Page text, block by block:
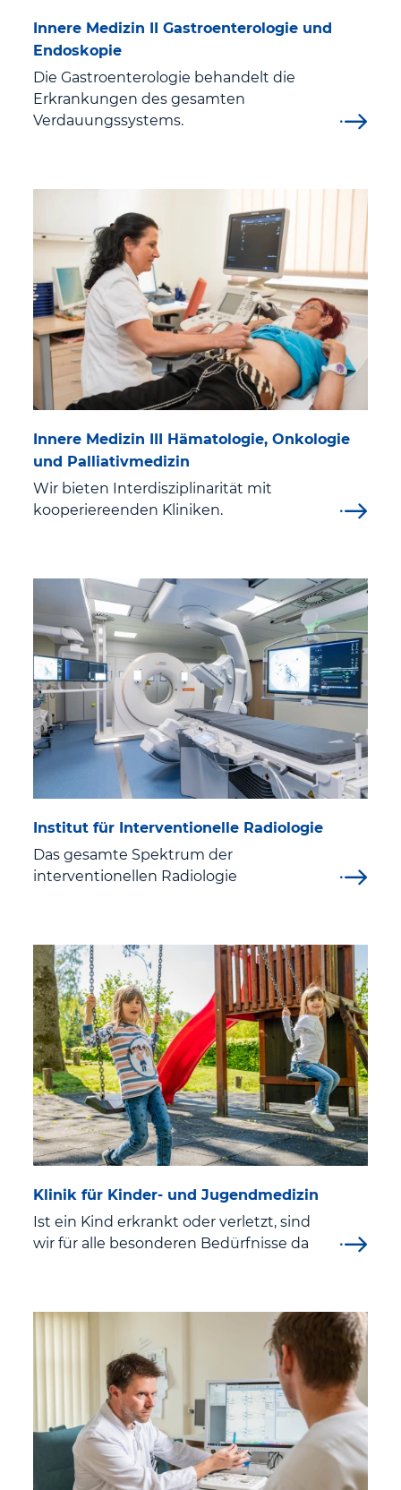
Pﬂegedienst
Sozialdienst und Pflegeüberleitung
Vor dem Aufenthalt
Aufenthalt und Entlassung
Ausstattung und Service
Patientensicherheit
Besuchszeiten und Besucherinformation
Anfahrt und Parken
Orientierung im Haus
Seelsorge
Patientenfürsprecherin
Schwangerschaft und Geburt
Wichtige organisatorische Dinge
Babygalerie
Elternschule
Karriere & Ausbildung
Aus- und Weiterbildung
Ausbildung und Studium im St. Georg Klinikum
Ärztliche Weiterbildungsermächtigung
St. Elisabeth Pflegeschule
Praktikum und Freiwilligendienst
Freiwilliges Soziales Jahr (FSJ)
Pﬂegepraktikum
Innere Medizin II Gastroenterologie und
Endoskopie
Die Gastroenterologie behandelt die
Erkrankungen des gesamten
Verdauungssystems.
Innere Medizin III Hämatologie, Onkologie
und Palliativmedizin
Wir bieten Interdisziplinarität mit
kooperiereenden Kliniken.
Institut für Interventionelle Radiologie
Das gesamte Spektrum der
interventionellen Radiologie
Klinik für Kinder- und Jugendmedizin
Ist ein Kind erkrankt oder verletzt, sind
wir für alle besonderen Bedürfnisse da